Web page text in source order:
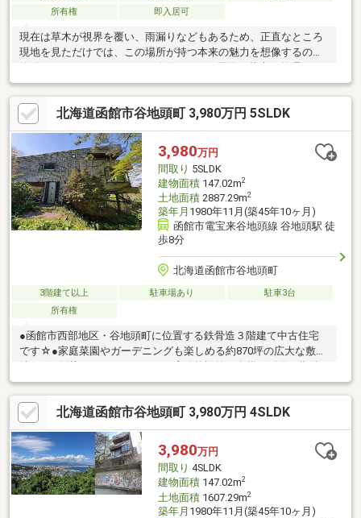
所有権
即入居可
現在は草木が視界を覆い、雨漏りなどもあるため、正直なところ
現地を見ただけでは、この場所が持つ本来の魅力を想像するのは
もしこの敷地内にモダンな新築平家を追加したら──というイメー
ジを添えてご紹介しています。もちろん、この平家は実在しませ
ん。ですが、この景色は実在します。既存建物の3階から望む海と
街の夜景。函館山の緑に包まれながら暮らす静けさ。窓を開けれ
ば鳥の声と風の音が聞こえる朝。建築家によって設計されたこの
建物には、そんな景色を楽しむためのポテンシャルが、今もなお
感じられます。建物は大規模な修繕が前提になります。
北海道函館市谷地頭町 3,980万円 5SLDK
3,980万円
間取り 5SLDK
建物面積147.02m2
土地面積2887.29m2
築年月 1980年11月(築45年10ヶ月)
函館市電宝来谷地頭線 谷地頭駅 徒
歩8分
北海道函館市谷地頭町
3階建て以上 駐車場あり
駐車3台
所有権
●函館市西部地区・谷地頭町に位置する鉄骨造３階建て中古住宅
です☆●家庭菜園やガーデニングも楽しめる約870坪の広大な敷
できる物件です！☆●函館公園通郵便局徒歩約１４分（距離約１
１１２ｍ）☆●スーパー魚長宝来店徒歩約２０分（距離約１５８
１ｍ）☆●ローソン函館谷地頭店徒歩約９分（距離約６６８ｍ）
☆※返済例は【変動金利】３年固定特約・金利０．６％・借入年
数３５年で算出しております。金利は銀行によって異なる場合が
あります。※敷地南東側の家屋番号309番2の木造建物は解体更地
にしてお引渡しいたします（※車庫は現状）※室内荷物も売…
北海道函館市谷地頭町 3,980万円 4SLDK
3,980万円
間取り 4SLDK
建物面積147.02m2
土地面積1607.29m2
築年月 1980年11月(築45年10ヶ月)